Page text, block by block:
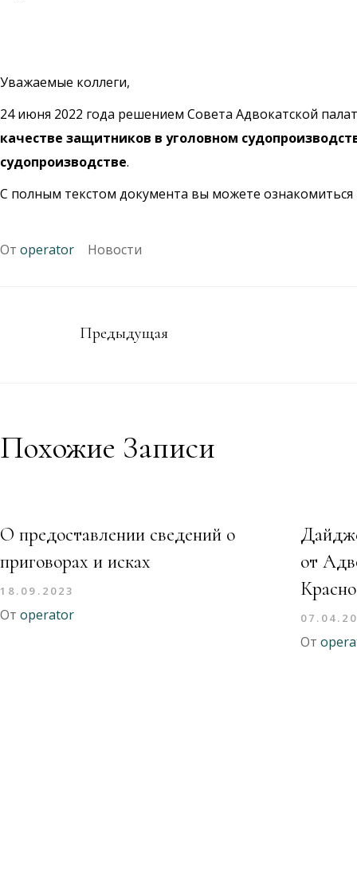
Уважаемые коллеги,
24 июня 2022 года решением Совета Адвокатской
качестве защитников в уголовном
судопроизводстве.
С полным текстом документа вы можете ознакомиться
От operator Новости
Предыдущая
Похожие Записи
О предоставлении сведений о
приговорах и исках
18.09.2023
От operator
от
От